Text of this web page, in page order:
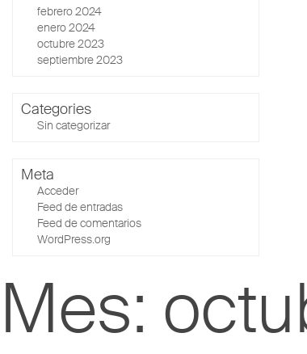
febrero 2024
enero 2024
octubre 2023
septiembre 2023
Categories
Sin categorizar
Meta
Acceder
Feed de entradas
Feed de comentarios
WordPress.org
Mes: